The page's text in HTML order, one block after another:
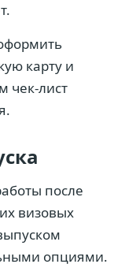
карту и
чек-лист
после
визовых
опциями.